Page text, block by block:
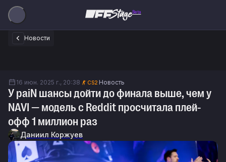
Beta
Новости
16 июн. 2025 г., 20:38 CS2 Новость
У paiN шансы дойти до финала выше, чем у
NAVI — модель с Reddit просчитала плей-
офф 1 миллион раз
Даниил Коржуев